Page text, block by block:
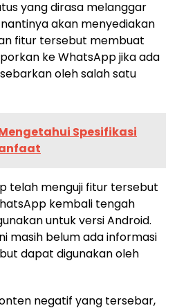
yang dirasa melanggar
akan menyediakan
fitur tersebut membuat
ke WhatsApp jika ada
oleh salah satu
Spesifikasi
telah menguji fitur tersebut
kembali tengah
untuk versi Android.
masih belum ada informasi
dapat digunakan oleh
negatif yang tersebar,